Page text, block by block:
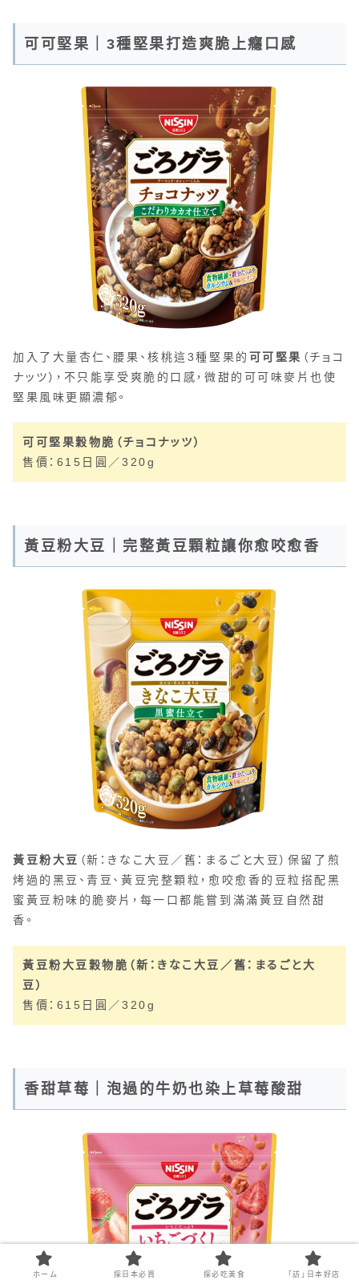
可可堅果｜3種堅果打造爽脆上癮口感
加入了大量杏仁、腰果、核桃這3種堅果的 可可堅果 （チョコ
ナッツ），不只能享受爽脆的口感，微甜的可可味麥片也使
堅果風味更顯濃郁。
可可堅果穀物脆（チョコナッツ）
售價：615日圓／320g
黃豆粉大豆｜完整黃豆顆粒讓你愈咬愈香
黃豆粉大豆 （新：きなこ大豆／舊：まるごと大豆）保留了煎
烤過的黑豆、青豆、黃豆完整顆粒，愈咬愈香的豆粒搭配黑
蜜黃豆粉味的脆麥片，每一口都能嘗到滿滿黃豆自然甜
香。
黃豆粉大豆穀物脆（新：きなこ大豆／舊：まるごと大
豆）
售價：615日圓／320g
香甜草莓｜泡過的牛奶也染上草莓酸甜
ホーム 探日本必買 探必吃美食 「訪」日本好店